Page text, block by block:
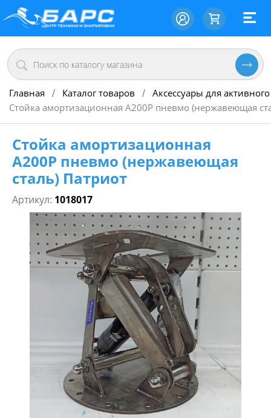
Главная / Каталог товаров / Аксессуары для
Стойка амортизационная А200P пневмо (нержавеющая
Стойка амортизационная
А200P пневмо (нержавеющая
сталь) Патриот
Артикул: 1018017